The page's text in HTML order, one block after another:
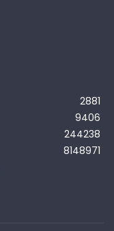
2881
9406
244238
8148971